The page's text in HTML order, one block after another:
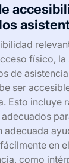
físico,
de
ser
Esto incluye
adecuada
en
como